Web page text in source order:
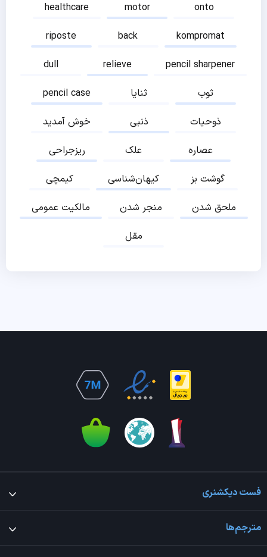
healthcare
motor
onto
riposte
back
kompromat
dull
relieve
pencil sharpener
pencil case
ثنایا
ثوب
خوش آمدید
ذنبی
ذوحیات
ریزجراحی
علک
عصاره
کیمچی
کیهان‌شناسی
گوشت بز
مالکیت عمومی
منجر شدن
ملحق شدن
مقل
فست دیکشنری
مترجم‌ها